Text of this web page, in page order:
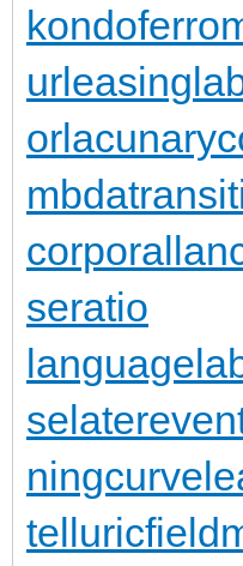
urleasing
or
corporal
seratio
se
ningcurve
telluricfield